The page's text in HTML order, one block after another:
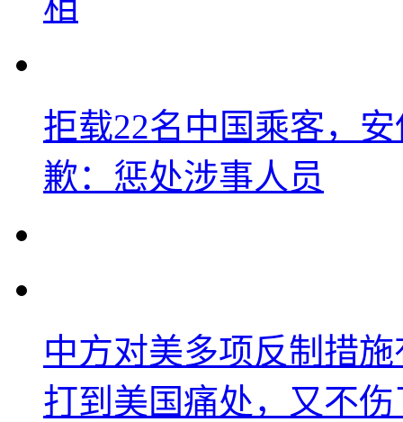
拒载22名中国乘客，
歉：惩处涉事人员
中方对美多项反制措
打到美国痛处，又不